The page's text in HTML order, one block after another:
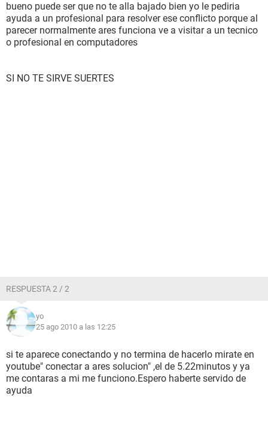
bueno puede ser que no te alla bajado bien yo le pediria
ayuda a un profesional para resolver ese conflicto porque al
parecer normalmente ares funciona ve a visitar a un tecnico
o profesional en computadores
SI NO TE SIRVE SUERTES
RESPUESTA 2 / 2
yo
25 ago 2010 a las 12:25
si te aparece conectando y no termina de hacerlo mirate en
youtube" conectar a ares solucion" ,el de 5.22minutos y ya
me contaras a mi me funciono.Espero haberte servido de
ayuda